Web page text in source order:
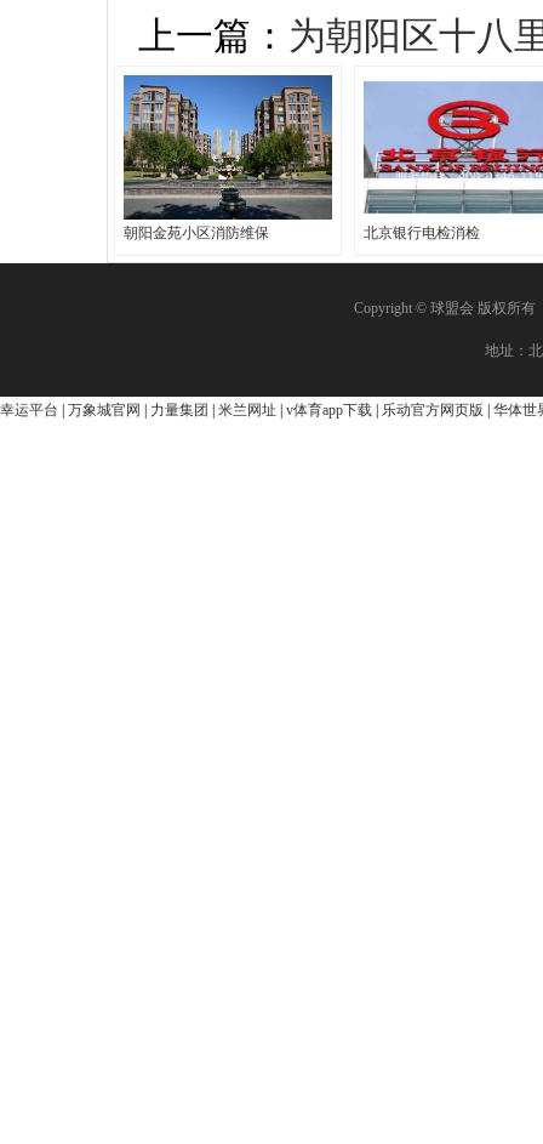
上一篇： 为朝阳区十八
朝阳金苑小区消防维保 北京银行电检消检
Copyright © 球盟会 版权所有
地址：
幸运平台 万象城官网 力量集团 米兰网址 v体育app下载 乐动官方网页版 华体世